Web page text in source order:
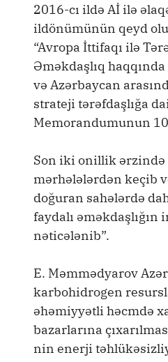
2016-cı ildə Aİ ilə
ildönümünün qeyd
“Avropa İttifaqı ilə
Əməkdaşlıq
və Azərbaycan
strateji tərəfdaşlığa
Memorandumunun
Son iki onillik
mərhələlərdən keçib
doğuran sahələrdə
faydalı əməkdaşlığın
nəticələnib”.
E. Məmmədyarov
karbohidrogen
əhəmiyyətli həcmdə
bazarlarına
nin enerji